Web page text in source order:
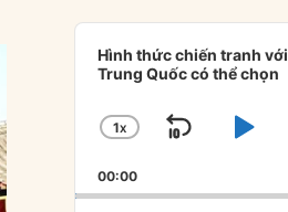
Audio
Player
Hình thức chiến tranh
Trung Quốc có thể chọn
CHANGE
RATE
1X
SKIP
00:00